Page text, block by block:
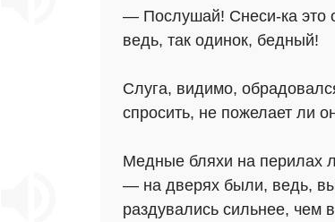
— Послушай! Снеси-ка это
ведь, так одинок, бедный!
Слуга, видимо,
спросить, не пожелает ли
Медные бляхи на перилах
— на дверях были, ведь,
раздувались сильнее, чем